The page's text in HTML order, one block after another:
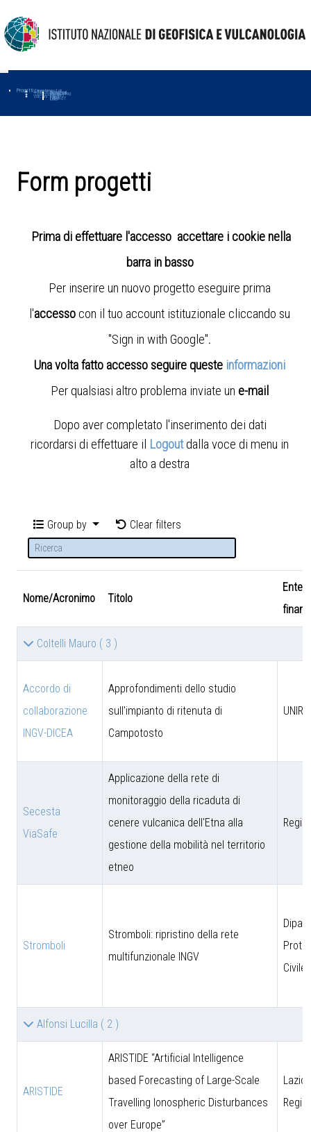
Progetti
Progetti Dipartimentali
AmbienteAmused
Macmap
Tropomag
TerremotiFurther
Muse
Vulcani First
Impact
Love-cf
Uno
Form progetti
Prima di effettuare l'accesso accettare i cookie nella
barra in basso
Per inserire un nuovo progetto eseguire prima
l'accesso con il tuo account istituzionale cliccando su
"Sign in with Google".
Una volta fatto accesso seguire queste informazioni
Per qualsiasi altro problema inviate un e-mail
Dopo aver completato l'inserimento dei dati
ricordarsi di effettuare il Logout dalla voce di menu in
alto a destra
Group by Clear filters
Nome/Acronimo Titolo
Ente
Coltelli Mauro ( 3 )
Accordo di
collaborazione
INGV-DICEA
Approfondimenti dello studio
sull'impianto di ritenuta di
Campotosto
Secesta
ViaSafe
Applicazione della rete di
monitoraggio della ricaduta di
cenere vulcanica dell'Etna alla
gestione della mobilità nel territorio
etneo
Stromboli
Stromboli: ripristino della rete
multifunzionale INGV
Civile
Alfonsi Lucilla ( 2 )
ARISTIDE
ARISTIDE “Artificial Intelligence
based Forecasting of Large-Scale
Travelling Ionospheric Disturbances
over Europe”
Lazio